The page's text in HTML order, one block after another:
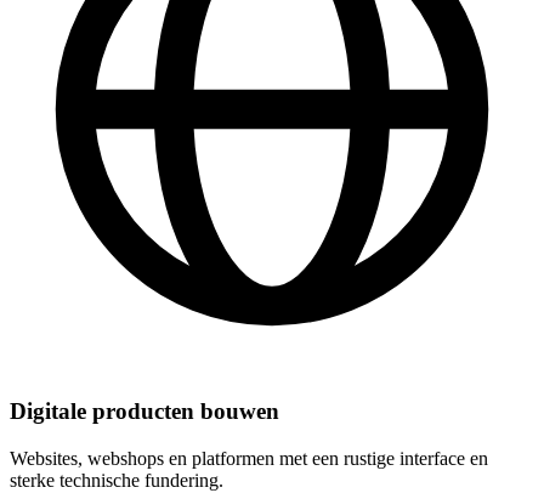
Digitale producten bouwen
Websites, webshops en platformen met een rustige interface en
sterke technische fundering.